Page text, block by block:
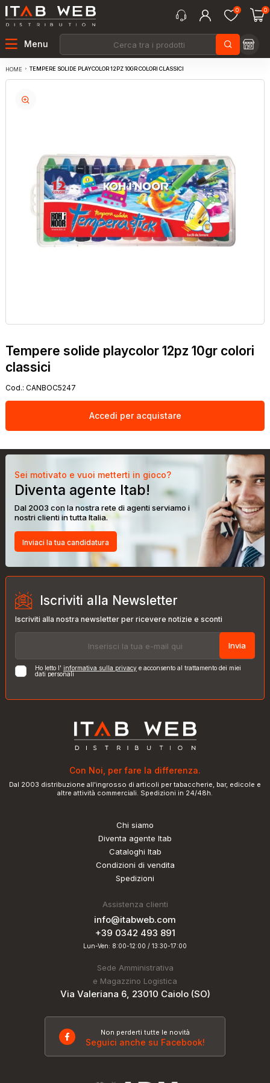
0 0
Menu
HOME TEMPERE SOLIDE PLAYCOLOR 12PZ 10GR COLORI CLASSICI
Tempere solide playcolor 12pz 10gr colori
classici
Cod.: CANBOC5247
Accedi per acquistare
Sei motivato e vuoi metterti in gioco?
Diventa agente Itab!
Dal 2003 con la nostra rete di agenti serviamo i
nostri clienti in tutta Italia.
Inviaci la tua candidatura
Iscriviti alla Newsletter
Iscriviti alla nostra newsletter per ricevere notizie e sconti
Invia
Ho letto l' informativa sulla privacy e acconsento al trattamento dei miei
dati personali
Con Noi, per fare la differenza.
Dal 2003 distribuzione all'ingrosso di articoli per tabaccherie, bar, edicole e
altre attività commerciali. Spedizioni in 24/48h.
Chi siamo
Diventa agente Itab
Cataloghi Itab
Condizioni di vendita
Spedizioni
Assistenza clienti
info@itabweb.com
+39 0342 493 891
Lun-Ven: 8:00-12:00 / 13:30-17:00
Sede Amministrativa
e Magazzino Logistica
Via Valeriana 6, 23010 Caiolo (SO)
Non perderti tutte le novità
Seguici anche su Facebook!